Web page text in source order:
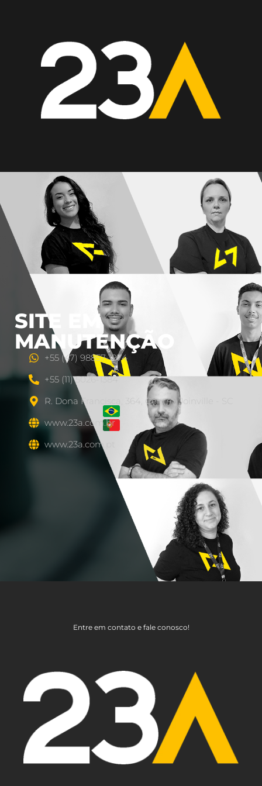
SITE EM
MANUTENÇÃO
+55 (47) 98857-1974
+55 (11) 5026-1384
R. Dona Francisca, 364, Centro, Joinville - SC
www.23a.com.br
www.23a.com.pt
Entre em contato e fale conosco!